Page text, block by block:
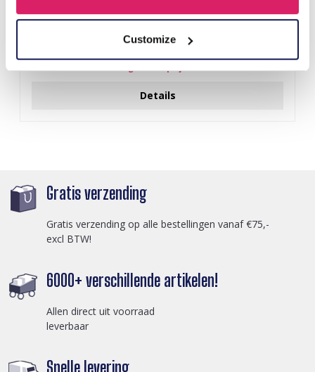
Customize
E-F1.2 K3-ZSB017 Armband K3 Zeesterren
Details
Gratis verzending
Gratis verzending op alle bestellingen vanaf €75,-
excl BTW!
6000+ verschillende artikelen!
Allen direct uit voorraad
leverbaar
Snelle levering